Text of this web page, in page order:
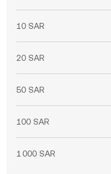
10 SAR
20 SAR
50 SAR
100 SAR
1 000 SAR